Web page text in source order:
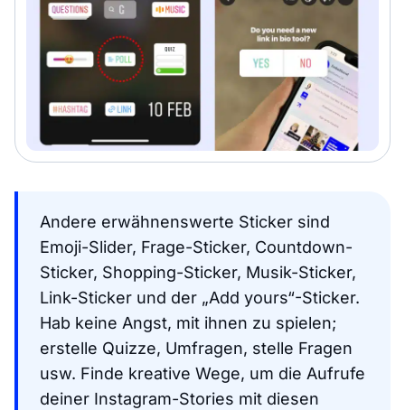
Andere erwähnenswerte Sticker sind
Emoji-Slider, Frage-Sticker, Countdown-
Sticker, Shopping-Sticker, Musik-Sticker,
Link-Sticker und der „Add yours“-Sticker.
Hab keine Angst, mit ihnen zu spielen;
erstelle Quizze, Umfragen, stelle Fragen
usw. Finde kreative Wege, um die Aufrufe
deiner Instagram-Stories mit diesen